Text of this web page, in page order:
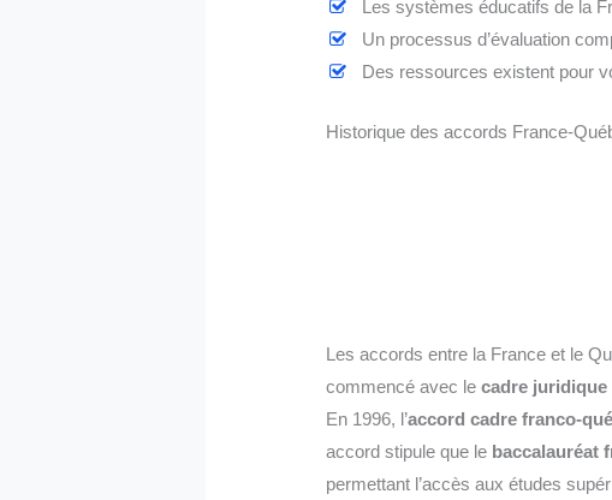
Les systèmes éducatifs de la
Un processus d’évaluation
Des ressources existent pour
Historique des accords France-
Les accords entre la France et le
commencé avec lecadre juridique
En 1996, l’accord cadre franco-
accord stipule que le baccalauréat
permettant l’accès aux études